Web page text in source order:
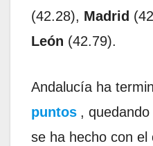
(42.28), Madrid
León (42.79).
Andalucía ha
puntos ,
se ha hecho con el